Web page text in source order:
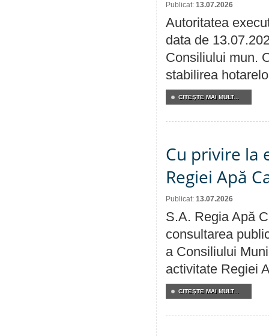
Publicat: 13.07.2026
Autoritatea
data de
Consiliului mun.
stabilirea
CITEŞTE MAI MULT...
Cu privire la
Regiei Apă
Publicat: 13.07.2026
S.A. Regia Apă
consultarea
a Consiliului
activitate Regiei
CITEŞTE MAI MULT...